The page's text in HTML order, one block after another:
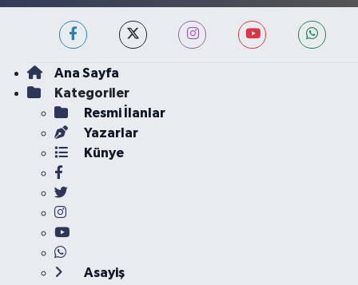
Ana Sayfa
Kategoriler
Resmi İlanlar
Yazarlar
Künye
Asayiş